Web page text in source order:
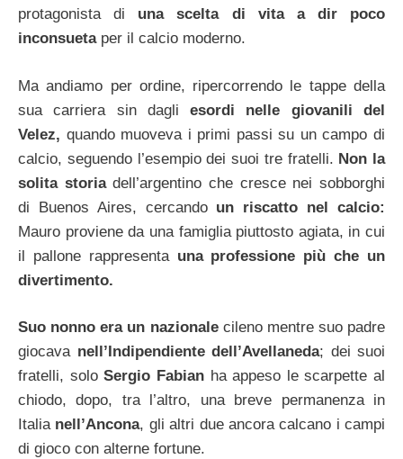
protagonista di una scelta di vita a dir poco
inconsueta per il calcio moderno.
Ma andiamo per ordine, ripercorrendo le tappe della
sua carriera sin dagliesordi nelle giovanili del
Velez, quando muoveva i primi passi su un campo di
calcio, seguendo l’esempio dei suoi tre fratelli. Non la
solita storiadell’argentino che cresce nei sobborghi
di Buenos Aires, cercando un riscatto nel calcio:
Mauro proviene da una famiglia piuttosto agiata, in cui
il pallone rappresenta una professione più che un
divertimento.
Suo nonno era un nazionale cileno mentre suo padre
giocava nell’Indipendiente dell’Avellaneda; dei suoi
fratelli, soloSergio Fabianha appeso le scarpette al
chiodo, dopo, tra l’altro, una breve permanenza in
Italianell’Ancona, gli altri due ancora calcano i campi
di gioco con alterne fortune.